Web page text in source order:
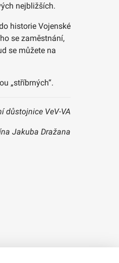
nejbližších.
historie Vojenské
se zaměstnání,
se můžete na
„stříbrných“.
důstojnice VeV-VA
Jakuba Dražana